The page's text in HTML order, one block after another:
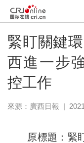
緊盯關鍵
西進一步
控工作
來源： 廣西日報 |
原標題：緊盯